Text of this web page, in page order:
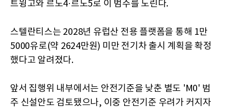
트윙고와 르노4·르노5로 이 범주를 노린다.
스텔란티스는 2028년 유럽산 전용 플랫폼을 통해 1만
5000유로(약 2624만원) 미만 전기차 출시 계획을 확정
했다고 알려졌다.
앞서 집행위 내부에서는 안전기준을 낮춘 별도 'M0' 범
주 신설안도 검토됐으나, 이중 안전기준 우려가 커지자